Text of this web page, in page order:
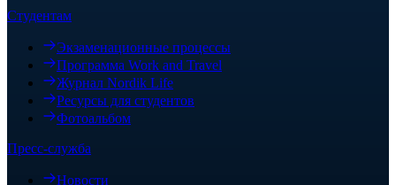
Студентам
Экзаменационные процессы
Программа Work and Travel
Журнал Nordik Life
Ресурсы для студентов
Фотоальбом
Пресс-служба
Новости